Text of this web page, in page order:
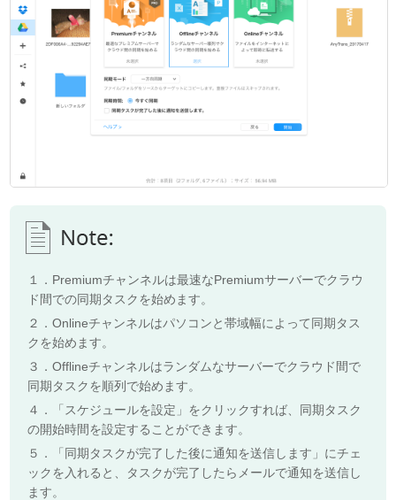
１．Premiumチャンネルは最速なPremiumサーバーでクラウ
ド間での同期タスクを始めます。
２．Onlineチャンネルはパソコンと帯域幅によって同期タス
クを始めます。
３．Offlineチャンネルはランダムなサーバーでクラウド間で
同期タスクを順列で始めます。
４．「スケジュールを設定」をクリックすれば、同期タスク
の開始時間を設定することができます。
５．「同期タスクが完了した後に通知を送信します」にチェ
ックを入れると、タスクが完了したらメールで通知を送信し
ます。